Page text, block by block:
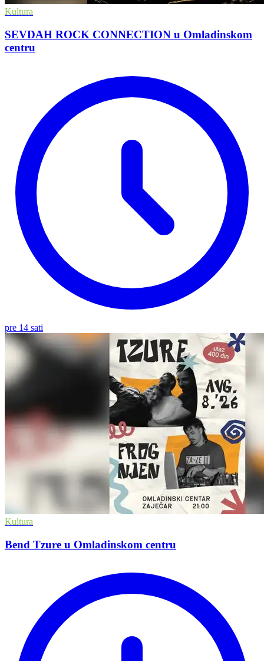
Kultura
SEVDAH ROCK CONNECTION u Omladinskom
centru
pre 14 sati
Kultura
Bend Tzure u Omladinskom centru